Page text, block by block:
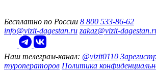
Бесплатно по России 8 800 533-86-62
info@vizit-dagestan.ru zakaz@vizit-
Наш телеграм‑канал: @vizit0110
туроператоров Политика